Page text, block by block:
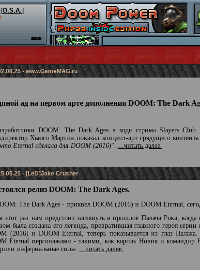
O.S.A.]
-www.GameMAG.ru
ад на первом арте дополнения DOOM: The Dark
DOOM: The Dark Ages в ходе стрима Slayers
Хьюго Мартин показал концепт-арт грядущего
Eternal сделала для DOOM (2016)". ...читать далее.
- [LeD]Jake Crusher
релиз DOOM: The Dark Ages.
The Dark Ages - приквел DOOM (2016) и DOOM Eternal,
этот раз нам предстоит заглянуть в прошлое Палача Рока,
была создана его легенда, превратившая главного героя
(2016) и DOOM Eternal, теперь показывается из глаз
Eternal персонажами - такими, как король Новик и
инфернальные силы. ...читать далее.